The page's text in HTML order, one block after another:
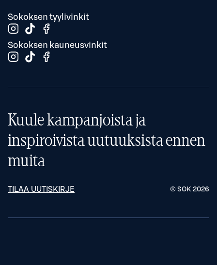
Sokoksen tyylivinkit
Sokoksen kauneusvinkit
Kuule kampanjoista ja
inspiroivista uutuuksista ennen
muita
TILAA UUTISKIRJE © SOK 2026